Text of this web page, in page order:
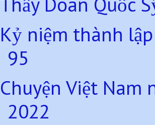
Kỷ niệm thành
95
Chuyện Việt Nam
2022